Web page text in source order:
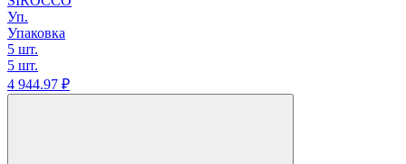
Уп.
Упаковка
5 шт.
5 шт.
4 944.97 ₽